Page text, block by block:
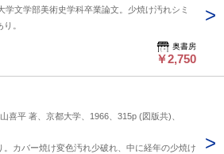
学文学部美術史学科卒業論文。少焼け汚れシミ
。
奥書房
￥2,750
喜平 著、京都大学、1966、315p (図版共)、
。カバー焼け変色汚れ少破れ、中に経年の少焼け